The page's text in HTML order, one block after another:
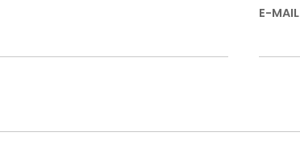
E-MAIL